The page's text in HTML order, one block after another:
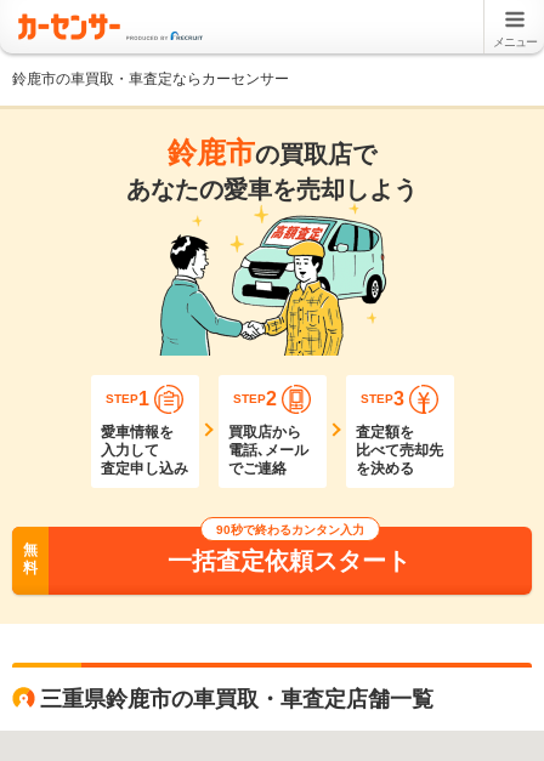
メニュー
鈴鹿市の車買取・車査定ならカーセンサー
鈴鹿市の買取店で
あなたの愛車を売却しよう
STEP1
愛車情報を
入力して
査定申し込み
STEP2
買取店から
電話､メール
でご連絡
STEP3
査定額を
比べて売却先
を決める
90秒で終わるカンタン入力
無
料
一括査定依頼スタート
三重県鈴鹿市の車買取・車査定店舗一覧